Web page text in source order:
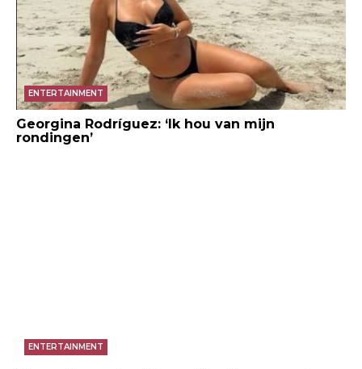
ENTERTAINMENT
Georgina Rodríguez: ‘Ik hou van mijn
rondingen’
ENTERTAINMENT